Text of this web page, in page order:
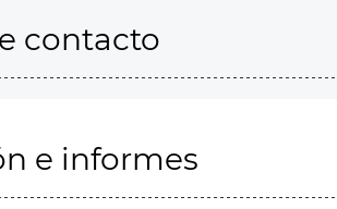
contacto
e informes